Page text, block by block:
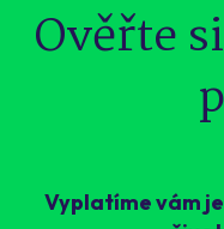
Ověřte
Vyplatíme vám